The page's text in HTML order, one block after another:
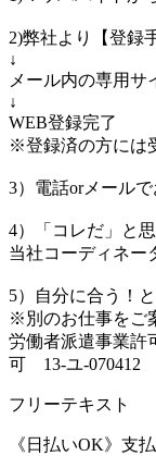
2)弊社より【登録
↓
メール内の専用サ
↓
WEB登録完了
※登録済の方には
3）電話orメール
4）「コレだ」と
当社コーディネー
5）自分に合う！
※別のお仕事をご
労働者派遣事業許
可 13-ユ-070412
フリーテキスト
《日払いOK》支